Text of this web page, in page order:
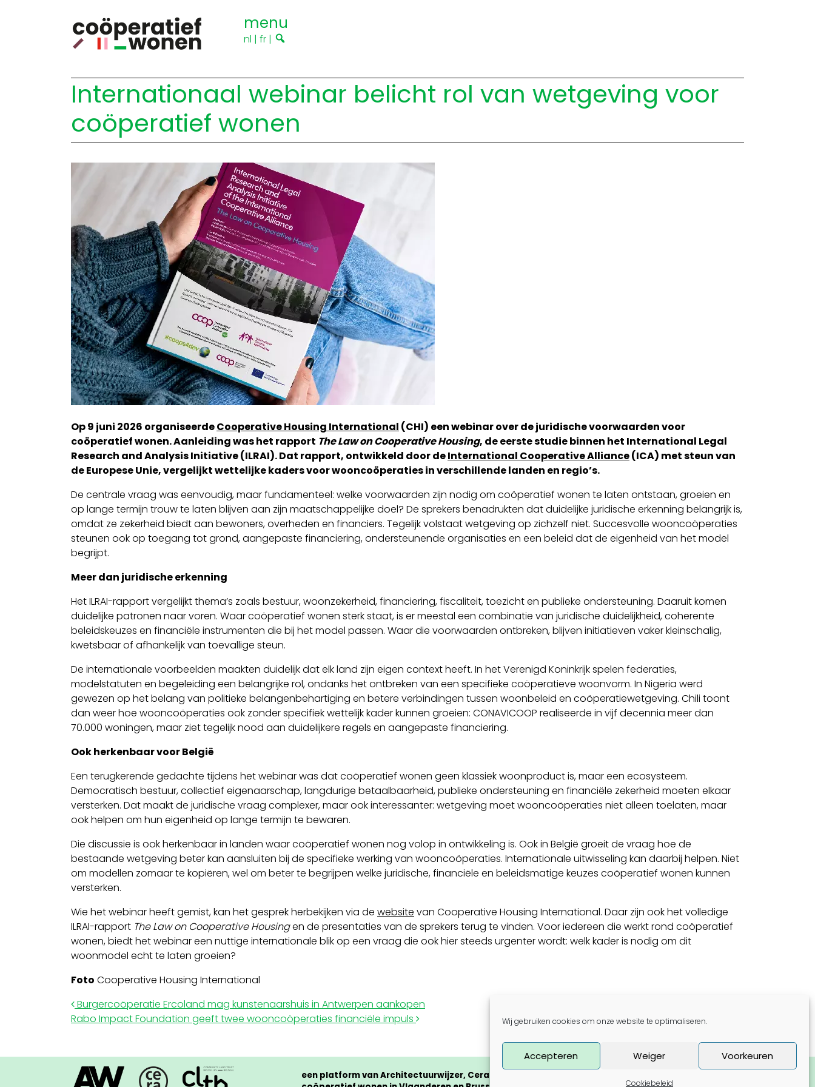
Wij gebruiken cookies om onze website te optimaliseren.
Accepteren Weiger Voorkeuren
Cookiebeleid
menu
nl | fr |
Internationaal webinar belicht rol van wetgeving voor
coöperatief wonen
Op 9 juni 2026 organiseerdeCooperative Housing International (CHI) een webinar over de juridische voorwaarden voor
coöperatief wonen. Aanleiding was het rapport The Law on Cooperative Housing, de eerste studie binnen het International Legal
Research and Analysis Initiative (ILRAI). Dat rapport, ontwikkeld door deInternational Cooperative Alliance(ICA) met steun van
de Europese Unie, vergelijkt wettelijke kaders voor wooncoöperaties in verschillende landen en regio’s.
De centrale vraag was eenvoudig, maar fundamenteel: welke voorwaarden zijn nodig om coöperatief wonen te laten ontstaan, groeien en
op lange termijn trouw te laten blijven aan zijn maatschappelijke doel? De sprekers benadrukten dat duidelijke juridische erkenning belangrijk is,
omdat ze zekerheid biedt aan bewoners, overheden en financiers. Tegelijk volstaat wetgeving op zichzelf niet. Succesvolle wooncoöperaties
steunen ook op toegang tot grond, aangepaste financiering, ondersteunende organisaties en een beleid dat de eigenheid van het model
begrijpt.
Meer dan juridische erkenning
Het ILRAI-rapport vergelijkt thema’s zoals bestuur, woonzekerheid, financiering, fiscaliteit, toezicht en publieke ondersteuning. Daaruit komen
duidelijke patronen naar voren. Waar coöperatief wonen sterk staat, is er meestal een combinatie van juridische duidelijkheid, coherente
beleidskeuzes en financiële instrumenten die bij het model passen. Waar die voorwaarden ontbreken, blijven initiatieven vaker kleinschalig,
kwetsbaar of afhankelijk van toevallige steun.
De internationale voorbeelden maakten duidelijk dat elk land zijn eigen context heeft. In het Verenigd Koninkrijk spelen federaties,
modelstatuten en begeleiding een belangrijke rol, ondanks het ontbreken van een specifieke coöperatieve woonvorm. In Nigeria werd
gewezen op het belang van politieke belangenbehartiging en betere verbindingen tussen woonbeleid en coöperatiewetgeving. Chili toont
dan weer hoe wooncoöperaties ook zonder specifiek wettelijk kader kunnen groeien: CONAVICOOP realiseerde in vijf decennia meer dan
70.000 woningen, maar ziet tegelijk nood aan duidelijkere regels en aangepaste financiering.
Ook herkenbaar voor België
Een terugkerende gedachte tijdens het webinar was dat coöperatief wonen geen klassiek woonproduct is, maar een ecosysteem.
Democratisch bestuur, collectief eigenaarschap, langdurige betaalbaarheid, publieke ondersteuning en financiële zekerheid moeten elkaar
versterken. Dat maakt de juridische vraag complexer, maar ook interessanter: wetgeving moet wooncoöperaties niet alleen toelaten, maar
ook helpen om hun eigenheid op lange termijn te bewaren.
Die discussie is ook herkenbaar in landen waar coöperatief wonen nog volop in ontwikkeling is. Ook in België groeit de vraag hoe de
bestaande wetgeving beter kan aansluiten bij de specifieke werking van wooncoöperaties. Internationale uitwisseling kan daarbij helpen. Niet
om modellen zomaar te kopiëren, wel om beter te begrijpen welke juridische, financiële en beleidsmatige keuzes coöperatief wonen kunnen
versterken.
Wie het webinar heeft gemist, kan het gesprek herbekijken via de website van Cooperative Housing International. Daar zijn ook het volledige
ILRAI-rapport The Law on Cooperative Housingen de presentaties van de sprekers terug te vinden. Voor iedereen die werkt rond coöperatief
wonen, biedt het webinar een nuttige internationale blik op een vraag die ook hier steeds urgenter wordt: welk kader is nodig om dit
woonmodel echt te laten groeien?
Foto Cooperative Housing International
Post navigation
Burgercoöperatie Ercoland mag kunstenaarshuis in Antwerpen aankopen
Rabo Impact Foundation geeft twee wooncoöperaties financiële impuls
een platform van Architectuurwijzer, Cera en CLTB met meer
Nieuwsbrief